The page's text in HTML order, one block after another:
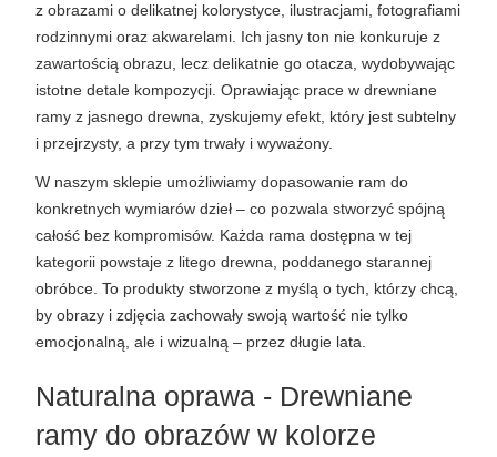
z obrazami o delikatnej kolorystyce, ilustracjami, fotografiami
rodzinnymi oraz akwarelami. Ich jasny ton nie konkuruje z
zawartością obrazu, lecz delikatnie go otacza, wydobywając
istotne detale kompozycji. Oprawiając prace w drewniane
ramy z jasnego drewna, zyskujemy efekt, który jest subtelny
i przejrzysty, a przy tym trwały i wyważony.
W naszym sklepie umożliwiamy dopasowanie ram do
konkretnych wymiarów dzieł – co pozwala stworzyć spójną
całość bez kompromisów. Każda rama dostępna w tej
kategorii powstaje z litego drewna, poddanego starannej
obróbce. To produkty stworzone z myślą o tych, którzy chcą,
by obrazy i zdjęcia zachowały swoją wartość nie tylko
emocjonalną, ale i wizualną – przez długie lata.
Naturalna oprawa - Drewniane
ramy do obrazów w kolorze